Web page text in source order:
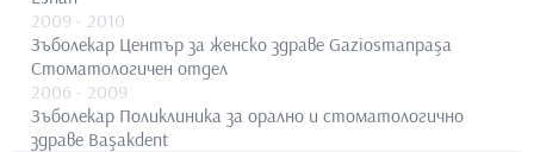
2009 - 2010
Зъболекар Център за женско здраве Gaziosmanpaşa
Стоматологичен отдел
2006 - 2009
Зъболекар Поликлиника за орално и стоматологично
здраве Başakdent